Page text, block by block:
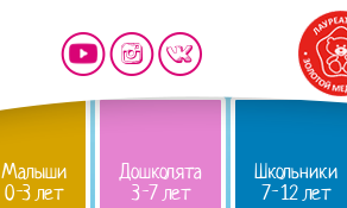
Малыши
0-3 лет
Дошколята
3-7 лет
Школьники
7-12 лет